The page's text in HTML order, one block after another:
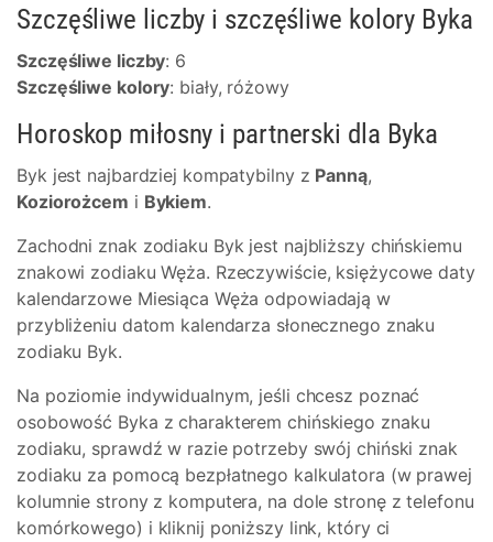
Szczęśliwe liczby i szczęśliwe kolory Byka
Szczęśliwe liczby: 6
Szczęśliwe kolory: biały, różowy
Horoskop miłosny i partnerski dla Byka
Byk jest najbardziej kompatybilny z Panną,
Koziorożcem i Bykiem.
Zachodni znak zodiaku Byk jest najbliższy chińskiemu
znakowi zodiaku Węża. Rzeczywiście, księżycowe daty
kalendarzowe Miesiąca Węża odpowiadają w
przybliżeniu datom kalendarza słonecznego znaku
zodiaku Byk.
Na poziomie indywidualnym, jeśli chcesz poznać
osobowość Byka z charakterem chińskiego znaku
zodiaku, sprawdź w razie potrzeby swój chiński znak
zodiaku za pomocą bezpłatnego kalkulatora (w prawej
kolumnie strony z komputera, na dole stronę z telefonu
komórkowego) i kliknij poniższy link, który ci